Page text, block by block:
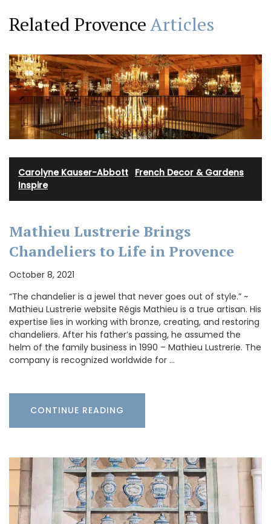
Related ProvenceArticles
Carolyne Kauser-Abbott French Decor & Gardens
Inspire
Mathieu Lustrerie Brings
Chandeliers to Life in Provence
October 8, 2021
“The chandelier is a jewel that never goes out of style.” ~
Mathieu Lustrerie website Régis Mathieu is a true artisan. His
expertise lies in working with bronze, creating, and restoring
chandeliers. After his father’s passing, he assumed the
helm of the family business in 1990 – Mathieu Lustrerie. The
company is recognized worldwide for …
CONTINUE READING